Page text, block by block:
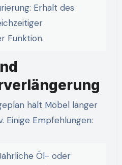
Erhalt des
Funktion.
hält Möbel länger
Einige Empfehlungen:
Öl- oder